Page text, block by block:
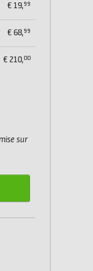
€19,99
€68,99
€210,00
sur